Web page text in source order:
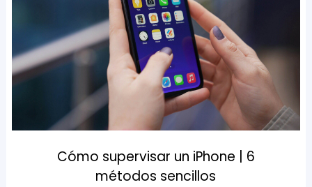
Cómo supervisar un iPhone | 6
métodos sencillos